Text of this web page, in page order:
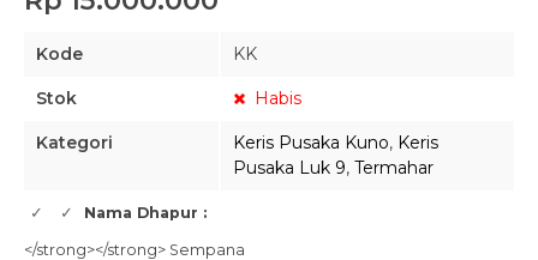
Kode KK
Stok Habis
Kategori Keris Pusaka Kuno, Keris
Pusaka Luk 9, Termahar
Nama Dhapur :
</strong></strong> Sempana